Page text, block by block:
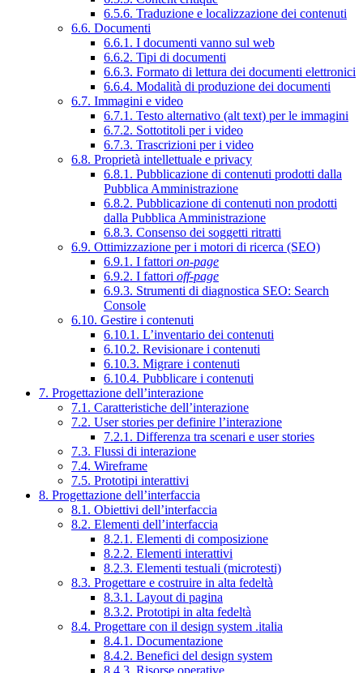
6.5.6. Traduzione e localizzazione dei contenuti
6.6. Documenti
6.6.1. I documenti vanno sul web
6.6.2. Tipi di documenti
6.6.3. Formato di lettura dei documenti elettronici
6.6.4. Modalità di produzione dei documenti
6.7. Immagini e video
6.7.1. Testo alternativo (alt text) per le immagini
6.7.2. Sottotitoli per i video
6.7.3. Trascrizioni per i video
6.8. Proprietà intellettuale e privacy
6.8.1. Pubblicazione di contenuti prodotti dalla
Pubblica Amministrazione
6.8.2. Pubblicazione di contenuti non prodotti
dalla Pubblica Amministrazione
6.8.3. Consenso dei soggetti ritratti
6.9. Ottimizzazione per i motori di ricerca (SEO)
6.9.1. I fattori on-page
6.9.2. I fattori off-page
6.9.3. Strumenti di diagnostica SEO: Search
Console
6.10. Gestire i contenuti
6.10.1. L’inventario dei contenuti
6.10.2. Revisionare i contenuti
6.10.3. Migrare i contenuti
6.10.4. Pubblicare i contenuti
7. Progettazione dell’interazione
7.1. Caratteristiche dell’interazione
7.2. User stories per definire l’interazione
7.2.1. Differenza tra scenari e user stories
7.3. Flussi di interazione
7.4. Wireframe
7.5. Prototipi interattivi
8. Progettazione dell’interfaccia
8.1. Obiettivi dell’interfaccia
8.2. Elementi dell’interfaccia
8.2.1. Elementi di composizione
8.2.2. Elementi interattivi
8.2.3. Elementi testuali (microtesti)
8.3. Progettare e costruire in alta fedeltà
8.3.1. Layout di pagina
8.3.2. Prototipi in alta fedeltà
8.4. Progettare con il design system .italia
8.4.1. Documentazione
8.4.2. Benefici del design system
8.4.3. Risorse operative